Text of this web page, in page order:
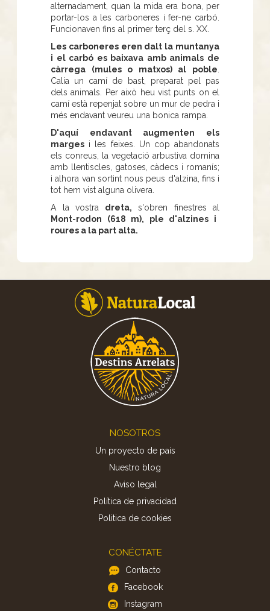
alternadament, quan la mida era bona, per
portar-los a les carboneres i fer-ne carbó.
Funcionaven fins al primer terç del s. XX.
Les carboneres eren dalt la muntanya
i el carbó es baixava amb animals de
càrrega (mules o matxos) al poble
Calia un camí de bast, preparat pel pas
dels animals. Per això heu vist punts on el
camí està repenjat sobre un mur de pedra i
més endavant veureu una bonica rampa.
D'aquí endavant augmenten els
marges i les feixes. Un cop abandonats
els conreus, la vegetació arbustiva domina
amb llentiscles, gatoses, càdecs i romanís;
i alhora van sortint nous peus d'alzina, fins i
tot hem vist alguna olivera.
A la vostra dreta, s'obren finestres al
Mont-rodon (618 m), ple d'alzines i
roures a la part alta.
NOSOTROS
Un proyecto de país
Nuestro blog
Aviso legal
Política de privacidad
Politica de cookies
CONÉCTATE
Contacto
Facebook
Instagram